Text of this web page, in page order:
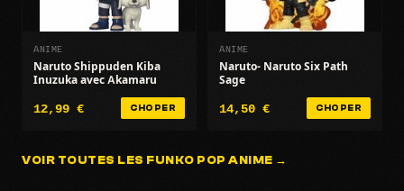
ANIME
Naruto Shippuden Kiba
Inuzuka avec Akamaru
12,99 € CHOPER
ANIME
Naruto- Naruto Six Path
Sage
14,50 € CHOPER
VOIR TOUTES LES FUNKO POP ANIME →